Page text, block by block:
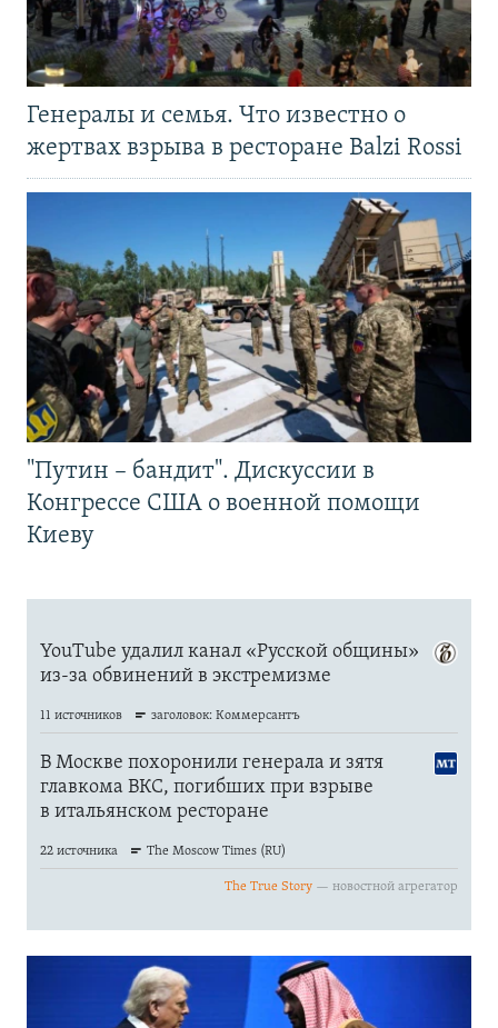
Генералы и семья. Что известно о
жертвах взрыва в ресторане Balzi Rossi
"Путин – бандит". Дискуссии в
Конгрессе США о военной помощи
Киеву